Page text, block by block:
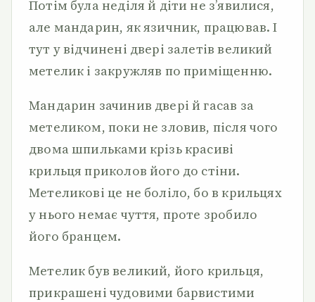
Потім була неділя й діти не з’явилися,
але мандарин, як язичник, працював. І
тут у відчинені двері залетів великий
метелик і закружляв по приміщенню.
Мандарин зачинив двері й гасав за
метеликом, поки не зловив, після чого
двома шпильками крізь красиві
крильця приколов його до стіни.
Метеликові це не боліло, бо в крильцях
у нього немає чуття, проте зробило
його бранцем.
Метелик був великий, його крильця,
прикрашені чудовими барвистими